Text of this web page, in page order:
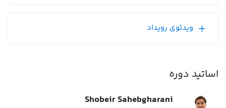
ویدئوی رویداد
اساتید دوره
Shobeir Sahebgharani